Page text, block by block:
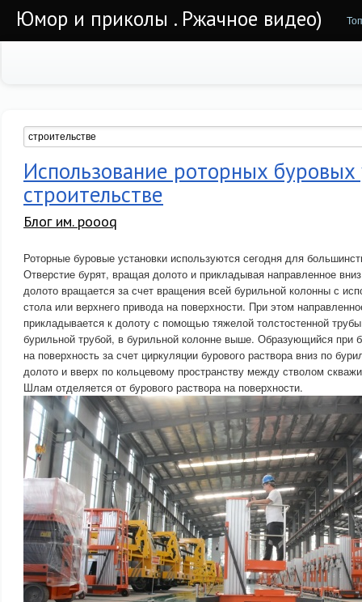
Юмор и приколы . Ржачное видео)
Использование роторных буровых
строительстве
Блог им. poooq
Роторные буровые установки используются сегодня для
Отверстие бурят, вращая долото и прикладывая направленное
долото вращается за счет вращения всей бурильной колонны с
стола или верхнего привода на поверхности. При этом
прикладывается к долоту с помощью тяжелой толстостенной
бурильной трубой, в бурильной колонне выше. Образующийся при
на поверхность за счет циркуляции бурового раствора вниз по
долото и вверх по кольцевому пространству между стволом
Шлам отделяется от бурового раствора на поверхности.